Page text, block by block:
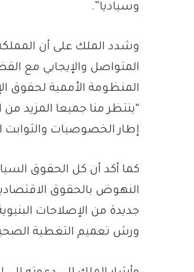
وسياديا”.
وشدد الملك على أن
المتواصل والإيجابي مع
المنظومة الأممية لحقوق
“ينتظر منا جميعا المزيد
إطار الخصوصيات والثوابت
كما أكد أن كل الحقوق
النهوض بالحقوق
جديدة من الإصلاحات
ورش تعميم التغطية